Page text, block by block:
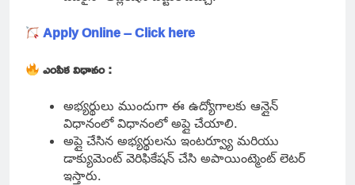
Apply Online – Click here
ఎంపిక విధానం :
అభ్యర్థులు ముందుగా ఈ ఉద్యోగాలకు ఆన్లైన్
విధానంలో విధానంలో అప్లై చేయాలి.
అప్లై చేసిన అభ్యర్థులను ఇంటర్వ్యూ మరియు
డాక్యుమెంట్ వెరిఫికేషన్ చేసి అపాయింట్మెంట్ లెటర్
ఇస్తారు.